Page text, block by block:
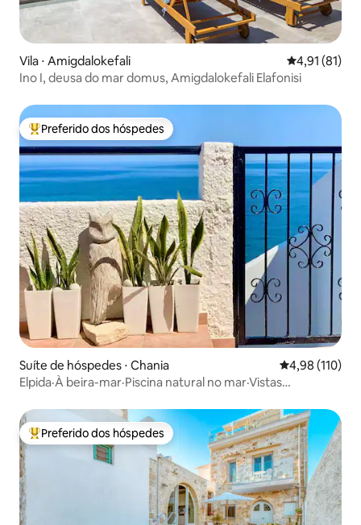
Vila ⋅ Amigdalokefali 4,91 de uma
4,91 (81)
Ino I, deusa do mar domus, Amigdalokefali Elafonisi
Entre os melhores preferidos dos hóspedes
Preferido dos hóspedes
Suíte de hóspedes ⋅ Chania 4,98 de uma
4,98 (110)
Elpida·À beira-mar·Piscina natural no mar·Vistas
Entre os melhores preferidos dos hóspedes
Preferido dos hóspedes